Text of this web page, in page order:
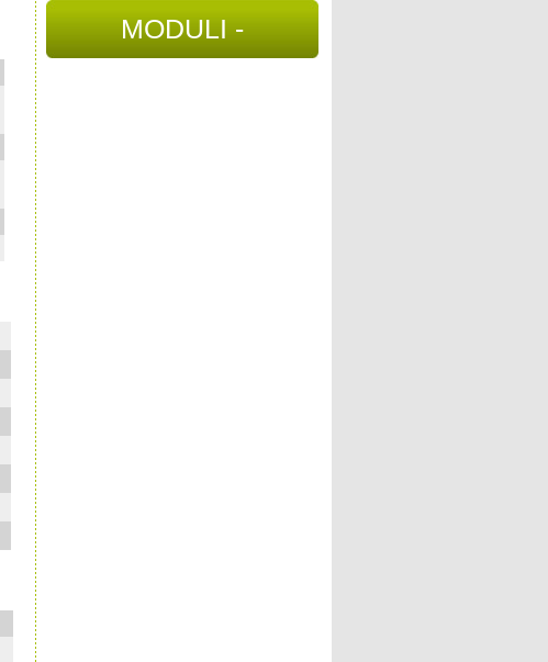
MODULI -